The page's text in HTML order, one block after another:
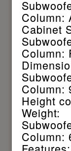
Column:
Cabinet
Column:
Column:
Height
Weight:
Column: